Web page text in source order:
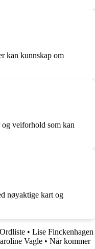
kan kunnskap om
veiforhold som kan
nøyaktige kart og
• Lise Finckenhagen
Vagle • Når kommer